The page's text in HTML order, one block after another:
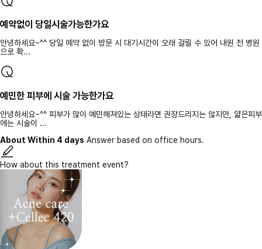
예약없이 당일시술가능한가요
안녕하세요~^^ 당일 예약 없이 방문 시 대기시간이 오래 걸릴 수 있어 내원 전 병원
으로 확...
예민한 피부에 시술 가능한가요
안녕하세요~^^ 피부가 많이 예민해져있는 상태라면 권장드리지는 않지만, 얇은피부
에는 시술이 ...
About Within 4 days Answer based on office hours.
How about this treatment event?